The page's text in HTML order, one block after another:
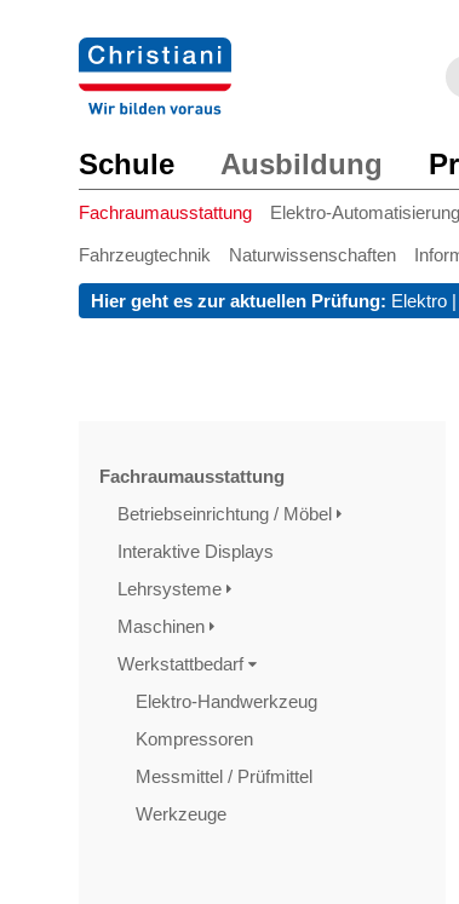
Schule Ausbildung
Fachraumausstattung Elektro-Automatisierung
Fahrzeugtechnik Naturwissenschaften
Hier geht es zur aktuellen Prüfung: Elektro |
Fachraumausstattung
Betriebseinrichtung / Möbel
Interaktive Displays
Lehrsysteme
Maschinen
Werkstattbedarf
Elektro-Handwerkzeug
Kompressoren
Messmittel / Prüfmittel
Werkzeuge